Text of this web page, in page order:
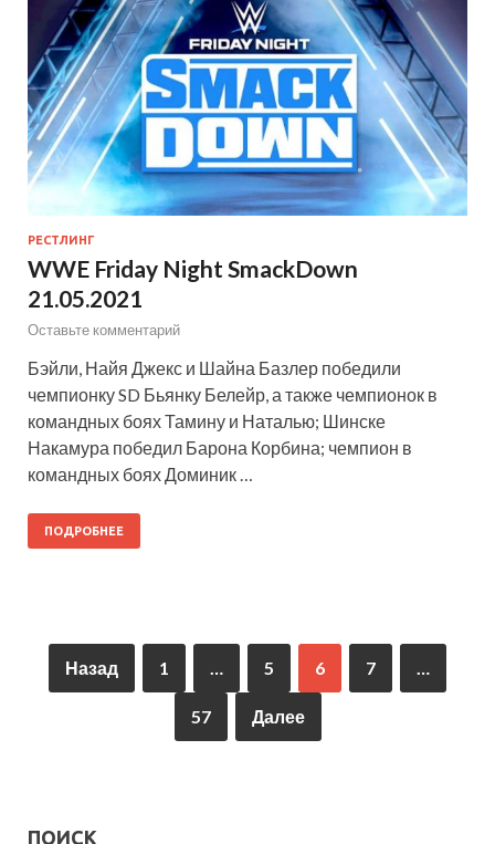
РЕСТЛИНГ
WWE Friday Night SmackDown
21.05.2021
Оставьте комментарий
Бэйли, Найя Джекс и Шайна Базлер победили
чемпионку SD Бьянку Белейр, а также чемпионок в
командных боях Тамину и Наталью; Шинске
Накамура победил Барона Корбина; чемпион в
командных боях Доминик …
ПОДРОБНЕЕ
Назад 1 … 5 6 7 …
57 Далее
ПОИСК